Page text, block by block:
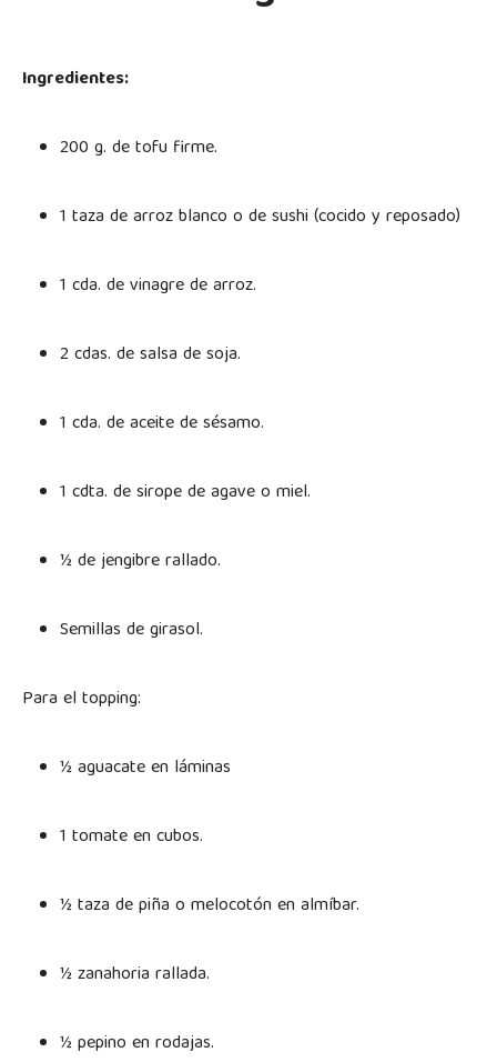
Ingredientes:
200 g. de tofu firme.
1 taza de arroz blanco o de sushi (cocido y reposado)
1 cda. de vinagre de arroz.
2 cdas. de salsa de soja.
1 cda. de aceite de sésamo.
1 cdta. de sirope de agave o miel.
½ de jengibre rallado.
Semillas de girasol.
Para el topping:
½ aguacate en láminas
1 tomate en cubos.
½ taza de piña o melocotón en almíbar.
½ zanahoria rallada.
½ pepino en rodajas.